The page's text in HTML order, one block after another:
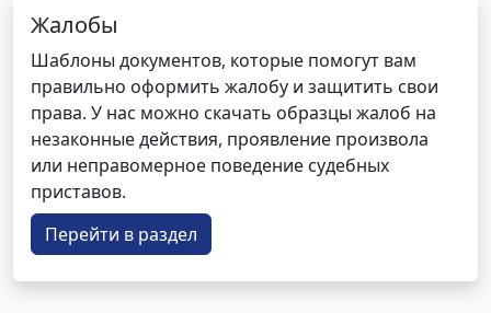
Жалобы
Шаблоны документов, которые помогут вам
правильно оформить жалобу и защитить свои
права. У нас можно скачать образцы жалоб на
незаконные действия, проявление произвола
или неправомерное поведение судебных
приставов.
Перейти в раздел